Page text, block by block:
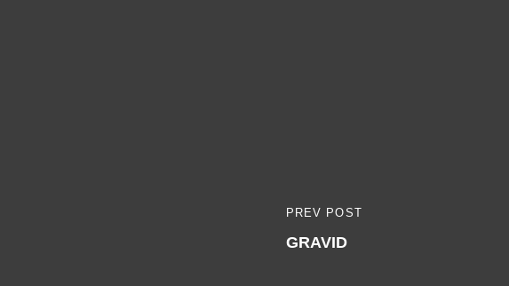
Indlægsnavigation
PREVIOUS
POST
PREV POST
GRAVID